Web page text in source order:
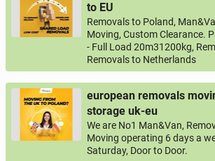
to EU
Removals to Poland,
Moving, Custom Clearance.
- Full Load 20m31200kg,
Removals to Netherlands
european removals
storage uk-eu
We are No1 Man&Van,
Moving operating 6 days a
Saturday, Door to Door.